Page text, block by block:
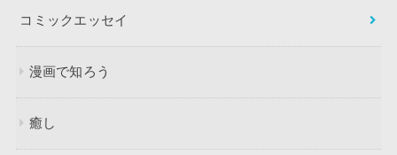
コミックエッセイ
漫画で知ろう
癒し